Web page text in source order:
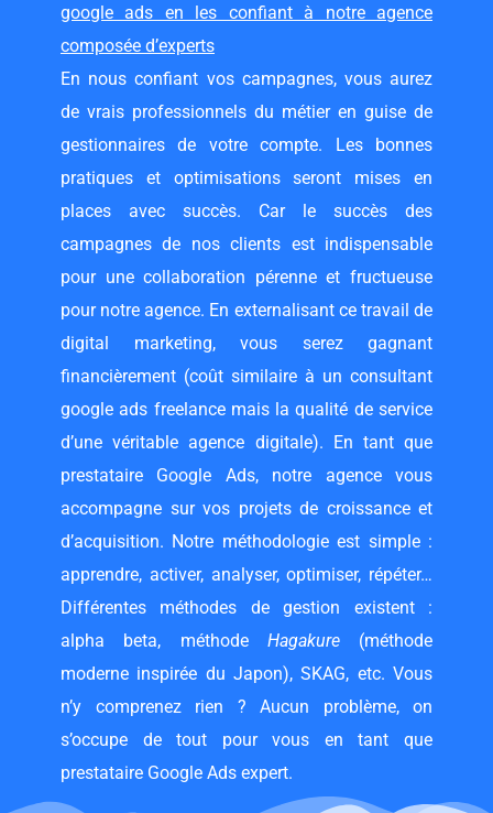
google ads en les confiant à notre agence
composée d’experts
En nous confiant vos campagnes, vous aurez
de vrais professionnels du métier en guise de
gestionnaires de votre compte. Les bonnes
pratiques et optimisations seront mises en
places avec succès. Car le succès des
campagnes de nos clients est indispensable
pour une collaboration pérenne et fructueuse
pour notre agence. En externalisant ce travail de
digital marketing, vous serez gagnant
financièrement (coût similaire à un consultant
google ads freelancemais la qualité de service
d’une véritable agence digitale). En tant que
prestataire Google Ads, notre agence vous
accompagne sur vos projets de croissance et
d’acquisition. Notre méthodologie est simple :
apprendre, activer, analyser, optimiser, répéter…
Différentes méthodes de gestion existent :
alpha beta, méthode Hagakure(méthode
moderne inspirée du Japon), SKAG, etc. Vous
n’y comprenez rien ? Aucun problème, on
s’occupe de tout pour vous en tant que
prestataire Google Ads expert.